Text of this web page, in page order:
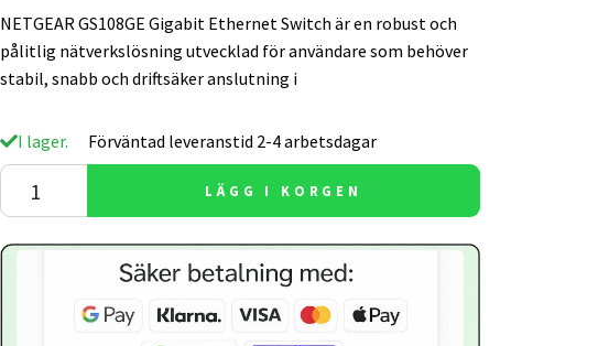
NETGEAR GS108GE Gigabit Ethernet Switch är en robust och
pålitlig nätverkslösning utvecklad för användare som behöver
stabil, snabb och driftsäker anslutning i
I lager. Förväntad leveranstid 2-4 arbetsdagar
LÄGG I KORGEN